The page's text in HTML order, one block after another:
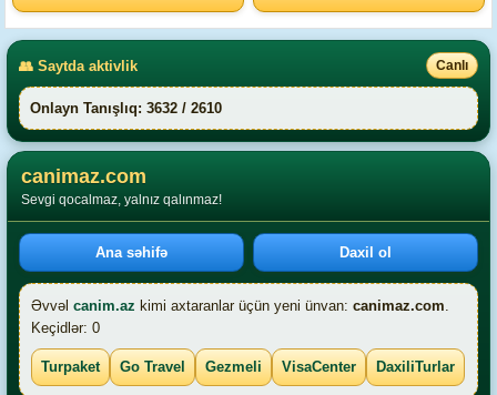
👥 Saytda aktivlik Canlı
Onlayn Tanışlıq: 3632 / 2610
canimaz.com
Sevgi qocalmaz, yalnız qalınmaz!
Ana səhifə Daxil ol
Əvvəl canim.az kimi axtaranlar üçün yeni ünvan: canimaz.com.
Keçidlər: 0
Turpaket Go Travel Gezmeli VisaCenter DaxiliTurlar